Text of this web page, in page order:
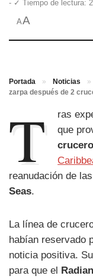
- ✓ Tiempo de lectura:
AA
Portada » Noticias »
zarpa después de 2
T
ras
que
reanudación de
Seas.
La línea de
habían reservado
noticia positiva.
para que el